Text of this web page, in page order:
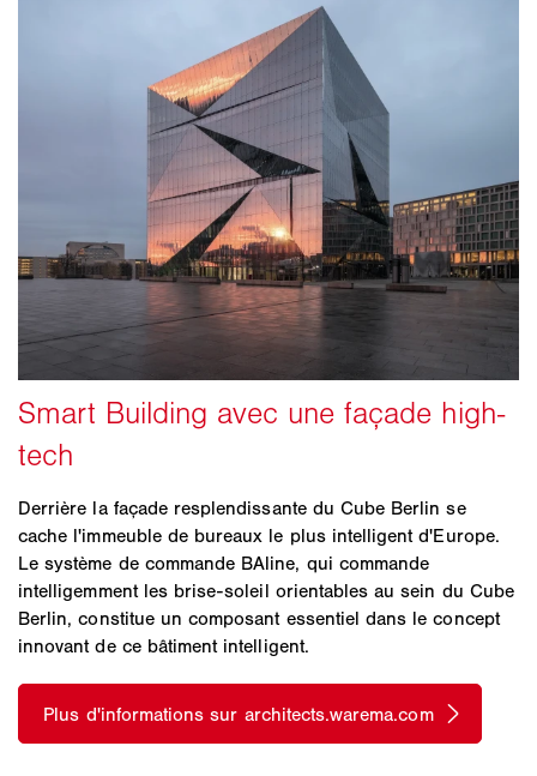
Derrière la façade resplendissante du Cube Berlin se
cache l'immeuble de bureaux le plus intelligent d'Europe.
Le système de commande BAline, qui commande
intelligemment les brise-soleil orientables au sein du Cube
Berlin, constitue un composant essentiel dans le concept
innovant de ce bâtiment intelligent.